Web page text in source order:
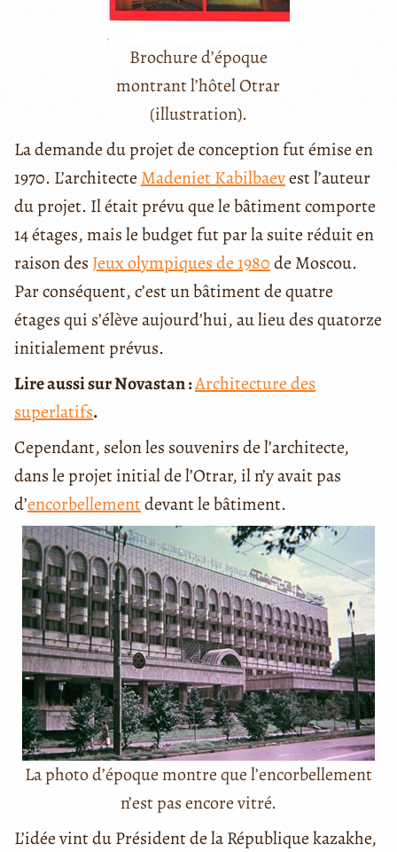
Brochure d’époque
montrant l’hôtel Otrar
(illustration).
La demande du projet de conception fut émise en
1970. L’architecte Madeniet Kabilbaevest l’auteur
du projet. Il était prévu que le bâtiment comporte
14 étages, mais le budget fut par la suite réduit en
raison des Jeux olympiques de 1980de Moscou.
Par conséquent, c’est un bâtiment de quatre
étages qui s’élève aujourd’hui, au lieu des quatorze
initialement prévus.
Lire aussi sur Novastan :Architecture des
superlatifs.
Cependant, selon les souvenirs de l’architecte,
dans le projet initial de l’Otrar, il n’y avait pas
d’encorbellementdevant le bâtiment.
La photo d’époque montre que l’encorbellement
n’est pas encore vitré.
L’idée vint du Président de la République kazakhe,